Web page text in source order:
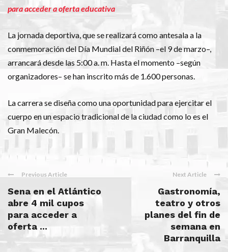
para acceder a oferta educativa
La jornada deportiva, que se realizará como antesala a la
conmemoración del Día Mundial del Riñón –el 9 de marzo–,
arrancará desde las 5:00 a. m. Hasta el momento –según
organizadores– se han inscrito más de 1.600 personas.
La carrera se diseña como una oportunidad para ejercitar el
cuerpo en un espacio tradicional de la ciudad como lo es el
Gran Malecón.
Previous Article
Sena en el Atlántico
abre 4 mil cupos
para acceder a
oferta ...
Next Article
Gastronomía,
teatro y otros
planes del fin de
semana en
Barranquilla